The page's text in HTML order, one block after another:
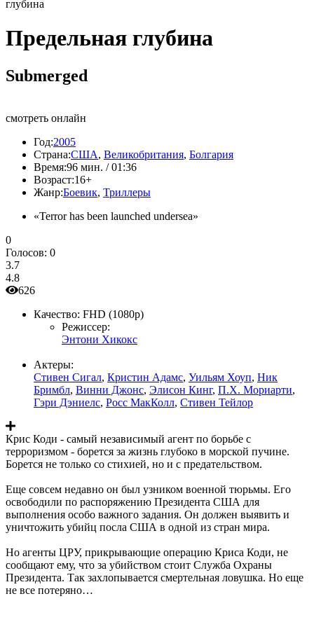
глубина
Предельная глубина
Submerged
смотреть онлайн
Год:2005
Страна:США, Великобритания, Болгария
Время:96 мин. / 01:36
Возраст:16+
Жанр:Боевик, Триллеры
«Terror has been launched undersea»
0
Голосов: 0
3.7
4.8
626
Качество: FHD (1080p)
Режиссер:
Энтони Хикокс
Актеры:
Стивен Сигал, Кристин Адамс, Уильям Хоуп, Ник
Бримбл, Винни Джонс, Элисон Кинг, П.Х. Мориарти,
Гэри Дэниелс, Росс МакКолл, Стивен Тейлор
Крис Коди - самый независимый агент по борьбе с
терроризмом - борется за жизнь глубоко в морской пучине.
Борется не только со стихией, но и с предательством.
Еще совсем недавно он был узником военной тюрьмы. Его
освободили по распоряжению Президента США для
выполнения особо важного задания. Он должен выявить и
уничтожить убийц посла США в одной из стран мира.
Но агенты ЦРУ, прикрывающие операцию Криса Коди, не
сообщают ему, что за убийством стоит Служба Охраны
Президента. Так захлопывается смертельная ловушка. Но еще
не все потеряно…